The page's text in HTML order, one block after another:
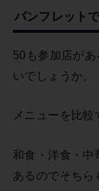
パンフレット
50も参加店が
いでしょうか。
メニューを比較
和食・洋食・
あるのでそちら